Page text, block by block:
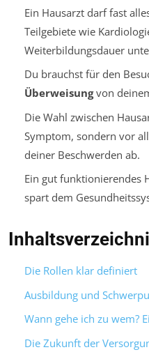
Ein Hausarzt darf fast
Teilgebiete wie
Weiterbildungsdauer
Du brauchst für den
Überweisungvon
Die Wahl zwischen
Symptom, sondern vor
deiner Beschwerden ab.
Ein gut funktionierendes
spart dem
Die Rollen klar definiert
Ausbildung und
Wann gehe ich zu wem?
Die Zukunft der